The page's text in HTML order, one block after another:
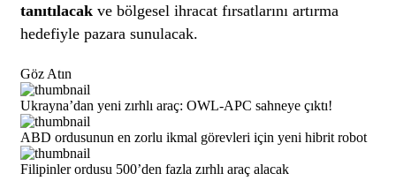
tanıtılacak ve bölgesel ihracat fırsatlarını artırma
hedefiyle pazara sunulacak.
Göz Atın
Ukrayna’dan yeni zırhlı araç: OWL-APC sahneye çıktı!
ABD ordusunun en zorlu ikmal görevleri için yeni hibrit robot
Filipinler ordusu 500’den fazla zırhlı araç alacak